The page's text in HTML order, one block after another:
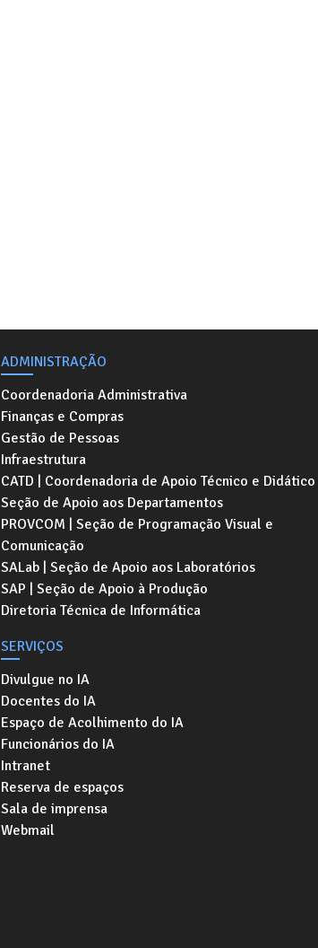
ADMINISTRAÇÃO
Coordenadoria Administrativa
Finanças e Compras
Gestão de Pessoas
Infraestrutura
CATD | Coordenadoria de Apoio Técnico e Didático
Seção de Apoio aos Departamentos
PROVCOM | Seção de Programação Visual e
Comunicação
SALab | Seção de Apoio aos Laboratórios
SAP | Seção de Apoio à Produção
Diretoria Técnica de Informática
SERVIÇOS
Divulgue no IA
Docentes do IA
Espaço de Acolhimento do IA
Funcionários do IA
Intranet
Reserva de espaços
Sala de imprensa
Webmail